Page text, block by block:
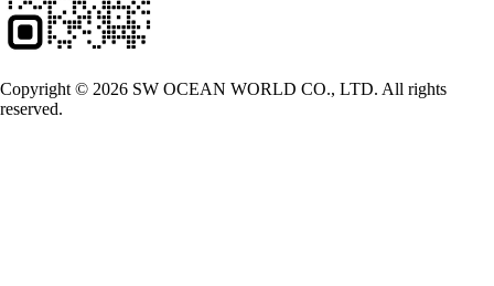
Copyright © 2026 SW OCEAN WORLD CO., LTD. All rights
reserved.